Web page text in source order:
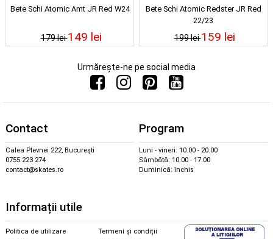
Bete Schi Atomic Amt JR Red W24
179 lei149 lei
Bete Schi Atomic Redster JR Red
22/23
199 lei159 lei
Urmărește-ne pe social media
Contact
Calea Plevnei 222, București
0755 223 274
contact@skates.ro
Program
Luni - vineri: 10.00 - 20.00
Sâmbătă: 10.00 - 17.00
Duminică: închis
Informații utile
Politica de utilizare
Termeni și condiții